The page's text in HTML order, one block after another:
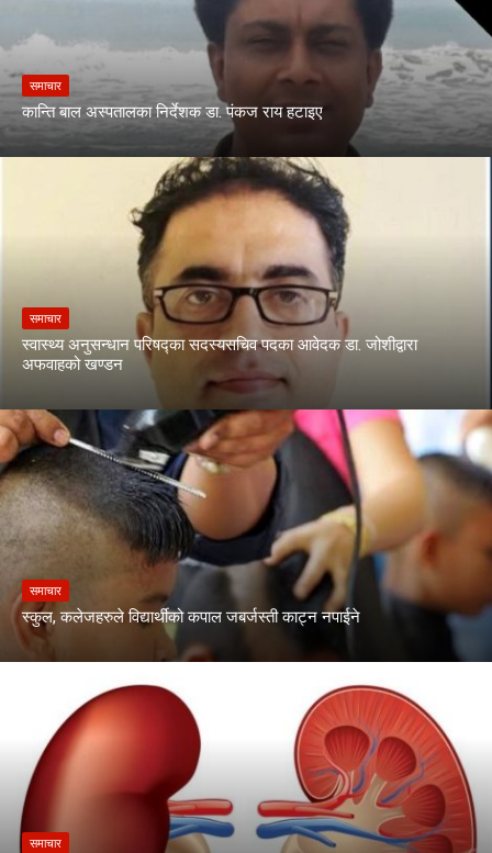
समाचार
कान्ति बाल अस्पतालका निर्देशक डा. पंकज राय हटाइए
समाचार
स्वास्थ्य अनुसन्धान परिषद्का सदस्यसचिव पदका आवेदक डा. जोशीद्वारा
अफवाहको खण्डन
समाचार
स्कुल, कलेजहरुले विद्यार्थीको कपाल जबर्जस्ती काट्न नपाईने
समाचार